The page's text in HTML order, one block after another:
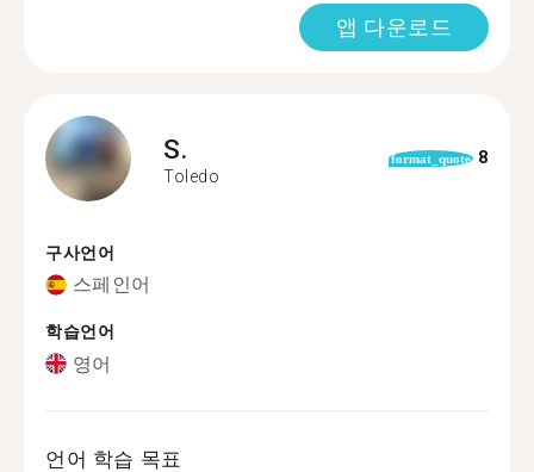
앱 다운로드
S.
Toledo
format_quote 8
구사언어
스페인어
학습언어
영어
언어 학습 목표